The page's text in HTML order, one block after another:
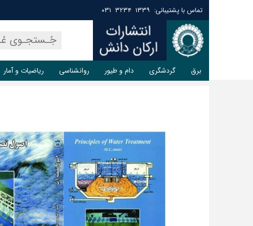
برق گردشگری دام و طیور روانشناسی ریاضیات و آمار
تماس با پشتیبانی: ۱۳۳۹ ۳۲۳۴ ۰۳۱